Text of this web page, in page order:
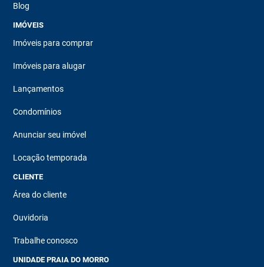
Blog
IMÓVEIS
Imóveis para comprar
Imóveis para alugar
Lançamentos
Condomínios
Anunciar seu imóvel
Locação temporada
CLIENTE
Área do cliente
Ouvidoria
Trabalhe conosco
UNIDADE PRAIA DO MORRO